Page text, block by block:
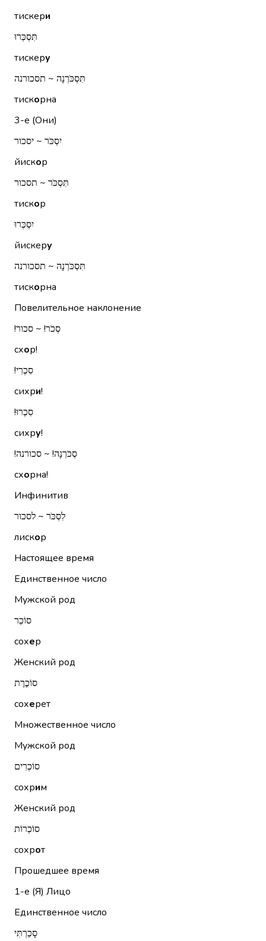
тискери
תִּסְכְּרוּ
тискеру
תִּסְכֹּרְנָה ~ תסכורנה
тискорна
3-е (Они)
יִסְכֹּר ~ יסכור
йискор
תִּסְכֹּר ~ תסכור
тискор
יִסְכְּרוּ
йискеру
תִּסְכֹּרְנָה ~ תסכורנה
тискорна
Повелительное наклонение
סְכֹר!‏ ~ סכור!‏
схор!
סִכְרִי!‏
сихри!
סִכְרוּ!‏
сихру!
סְכֹרְנָה!‏ ~ סכורנה!‏
схорна!
Инфинитив
לִסְכֹּר ~ לסכור
лискор
Настоящее время
Единственное число
Мужской род
סוֹכֵר
сохер
Женский род
סוֹכֶרֶת
сохерет
Множественное число
Мужской род
סוֹכְרִים
сохрим
Женский род
סוֹכְרוֹת
сохрот
Прошедшее время
1-е (Я) Лицо
Единственное число
סָכַרְתִּי